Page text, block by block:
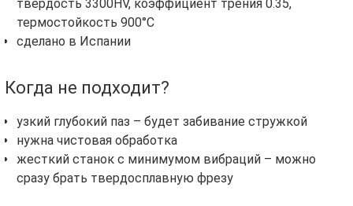
твердость 3300HV, коэффициент трения 0.35,
термостойкость 900°C
сделано в Испании
Когда не подходит?
узкий глубокий паз – будет забивание стружкой
нужна чистовая обработка
жесткий станок с минимумом вибраций – можно
сразу брать твердосплавную фрезу